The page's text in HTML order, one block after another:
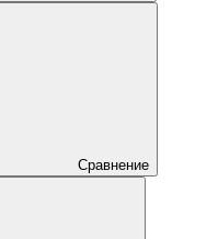
Сравнение